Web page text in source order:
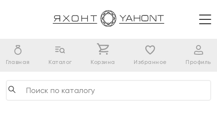
Главная Каталог Корзина Избранное Профиль